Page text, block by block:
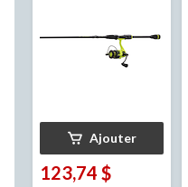
Ajouter
123,74 $